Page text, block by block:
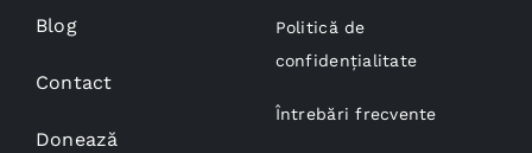
Blog
Contact
Donează
Politică de
confidențialitate
Întrebări frecvente